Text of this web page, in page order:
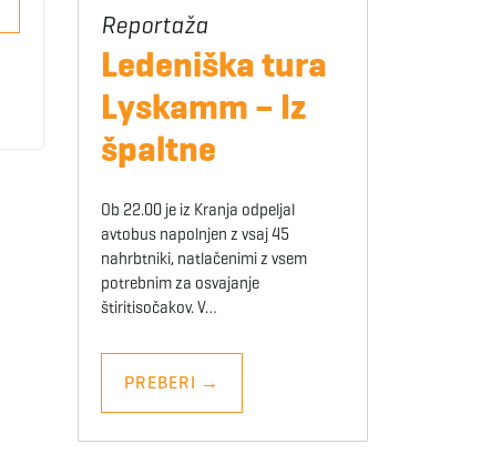
Ledeniška tura
Lyskamm – Iz
špaltne
Ob 22.00 je iz Kranja odpeljal
avtobus napolnjen z vsaj 45
nahrbtniki, natlačenimi z vsem
potrebnim za osvajanje
štiritisočakov. V…
PREBERI →